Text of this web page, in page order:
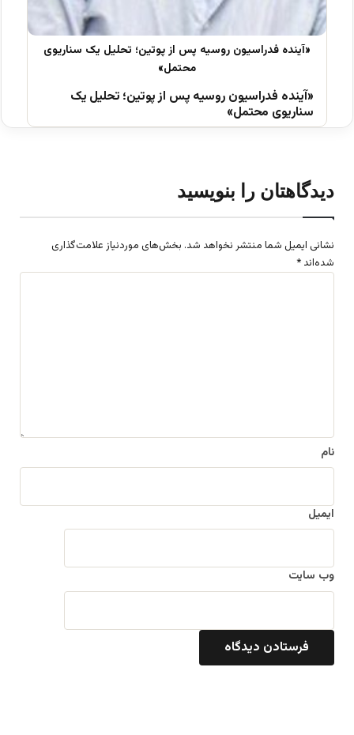
«آینده فدراسیون روسیه پس از پوتین؛ تحلیل یک
سناریوی محتمل»
دیدگاهتان را بنویسید
نشانی ایمیل شما منتشر نخواهد شد. بخش‌های موردنیاز علامت‌گذاری
شده‌اند *
نام
ایمیل
وب‌ سایت